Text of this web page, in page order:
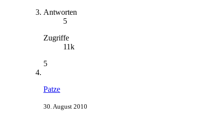
Antworten
5
Zugriffe
11k
5
Patze
30. August 2010